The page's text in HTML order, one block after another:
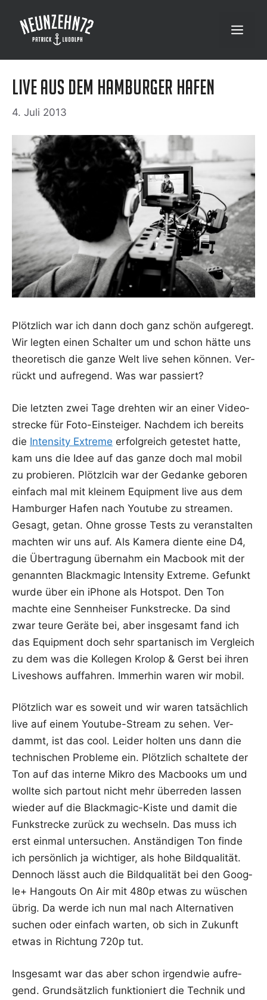
Inhalt
springen
Menü
Live aus dem Hamburger Hafen
4. Juli 2013
Plötz­lich war ich dann doch ganz schön auf­ge­regt.
Wir leg­ten einen Schal­ter um und schon hät­te uns
theo­re­tisch die gan­ze Welt live sehen kön­nen. Ver­
rückt und auf­re­gend. Was war passiert?
Die letz­ten zwei Tage dreh­ten wir an einer Video­
stre­cke für Foto-Ein­stei­ger. Nach­dem ich bereits
die Inten­si­ty Extre­me erfolg­reich getes­tet hat­te,
kam uns die Idee auf das gan­ze doch mal mobil
zu pro­bie­ren. Plötzl­cih war der Gedan­ke gebo­ren
ein­fach mal mit klei­nem Equip­ment live aus dem
Ham­bur­ger Hafen nach You­tube zu strea­men.
Gesagt, getan. Ohne gros­se Tests zu ver­an­stal­ten
mach­ten wir uns auf. Als Kame­ra dien­te eine D4,
die Über­tra­gung über­nahm ein Mac­book mit der
genann­ten Black­ma­gic Inten­si­ty Extre­me. Gefunkt
wur­de über ein iPho­ne als Hot­spot. Den Ton
mach­te eine Senn­hei­ser Funk­stre­cke. Da sind
zwar teu­re Gerä­te bei, aber ins­ge­samt fand ich
das Equip­ment doch sehr spar­ta­nisch im Ver­gleich
zu dem was die Kol­le­gen Kro­lop & Gerst bei ihren
Live­shows auf­fah­ren. Immer­hin waren wir mobil.
Plötz­lich war es soweit und wir waren tat­säch­lich
live auf einem You­tube-Stream zu sehen. Ver­
dammt, ist das cool. Lei­der hol­ten uns dann die
tech­ni­schen Pro­ble­me ein. Plötz­lich schal­te­te der
Ton auf das inter­ne Mikro des Mac­books um und
woll­te sich par­tout nicht mehr über­re­den las­sen
wie­der auf die Black­ma­gic-Kis­te und damit die
Funk­stre­cke zurück zu wech­seln. Das muss ich
erst ein­mal unter­su­chen. Anstän­di­gen Ton fin­de
ich per­sön­lich ja wich­ti­ger, als hohe Bild­qua­li­tät.
Den­noch lässt auch die Bild­qua­li­tät bei den Goog­
le+ Han­gouts On Air mit 480p etwas zu wüschen
übrig. Da wer­de ich nun mal nach Alter­na­ti­ven
suchen oder ein­fach war­ten, ob sich in Zukunft
etwas in Rich­tung 720p tut.
Ins­ge­samt war das aber schon irgend­wie auf­re­
gend. Grund­sätz­lich funk­tio­niert die Tech­nik und